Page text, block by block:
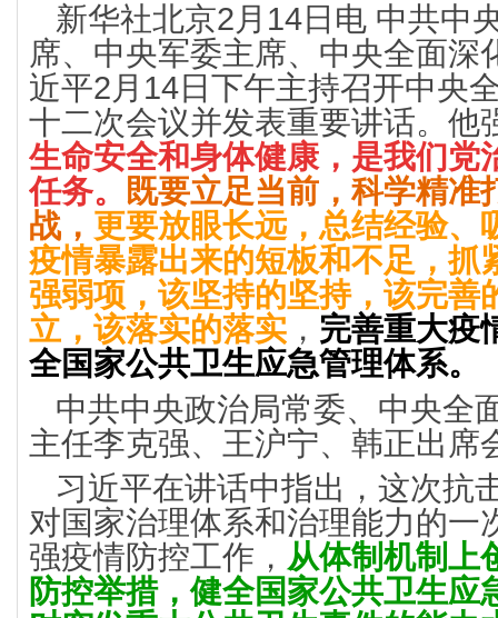
新华社北京2月14日电 中共中
席、中央军委主席、中央全面深
近平2月14日下午主持召开中央
十二次会议并发表重要讲话。他
生命安全和身体健康，是我们党
任务。
既要立足当前，科学精准
战， 更要放眼长远，总结经验、
疫情暴露出来的短板和不足，抓
强弱项，该坚持的坚持，该完善
立，该落实的落实 ， 完善重大疫
全国家公共卫生应急管理体系。
中共中央政治局常委、中央全
主任李克强、王沪宁、韩正出席
习近平在讲话中指出，这次抗
对国家治理体系和治理能力的一
强疫情防控工作， 从体制机制上
防控举措，健全国家公共卫生应